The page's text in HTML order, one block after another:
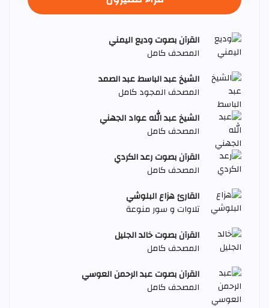
القرآن بصوت وديع اليمني
المصحف كامل
الشيخ عبد الباسط عبد الصمد
المصحف المجود كامل
الشيخ عبد الله عواد الجهني
المصحف كامل
القرآن بصوت رعد الكردي
المصحف كامل
القارئ هزاع البلوشي
تلاوات و سور منوعة
القرآن بصوت خالد الجليل
المصحف كامل
القرآن بصوت عبد الرحمن العوسي
المصحف كامل